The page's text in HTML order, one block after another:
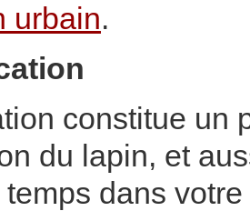
urbain.
constitue un
du lapin, et
dans